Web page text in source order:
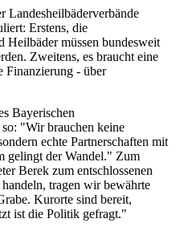
Landesheilbäderverbände
Erstens, die
müssen bundesweit
Zweitens, es braucht eine
Finanzierung - über
Bayerischen
"Wir brauchen keine
echte Partnerschaften mit
gelingt der Wandel." Zum
Berek zum entschlossenen
tragen wir bewährte
Kurorte sind bereit,
ist die Politik gefragt."